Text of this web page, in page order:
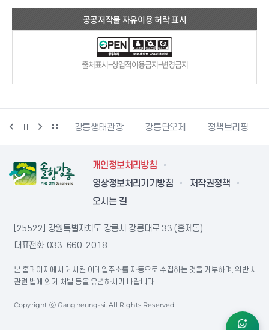
공공저작물 자유이용 허락 표시
출처표시+상업적이용금지+변경금지
동물사랑센터 강릉생태관광 강릉단오제 정책브리핑
개인정보처리방침
영상정보처리기기방침
저작권정책
오시는 길
[25522] 강원특별자치도 강릉시 강릉대로 33 (홍제동)
대표전화 033-660-2018
본 홈페이지에서 게시된 이메일주소를 자동으로 수집하는 것을 거부하며, 위반 시
관련 법에 의거 처벌 등을 유념하시기 바랍니다.
Copyright ⓒ Gangneung-si. All Rights Reserved.